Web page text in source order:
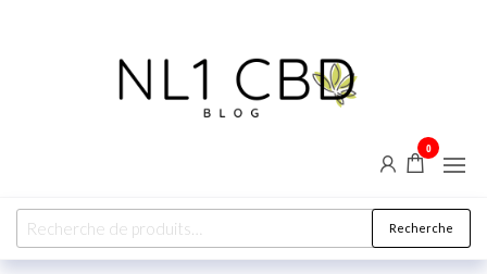
explorez
les vertus
naturelles
du
0
Recherche